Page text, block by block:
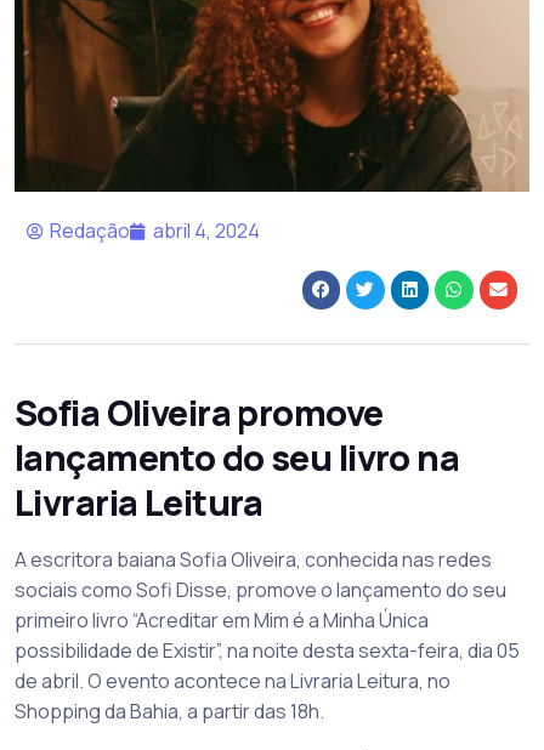
Redação abril 4, 2024
Sofia Oliveira promove
lançamento do seu livro na
Livraria Leitura
A escritora baiana Sofia Oliveira, conhecida nas redes
sociais como Sofi Disse, promove o lançamento do seu
primeiro livro “Acreditar em Mim é a Minha Única
possibilidade de Existir”, na noite desta sexta-feira, dia 05
de abril. O evento acontece na Livraria Leitura, no
Shopping da Bahia, a partir das 18h.